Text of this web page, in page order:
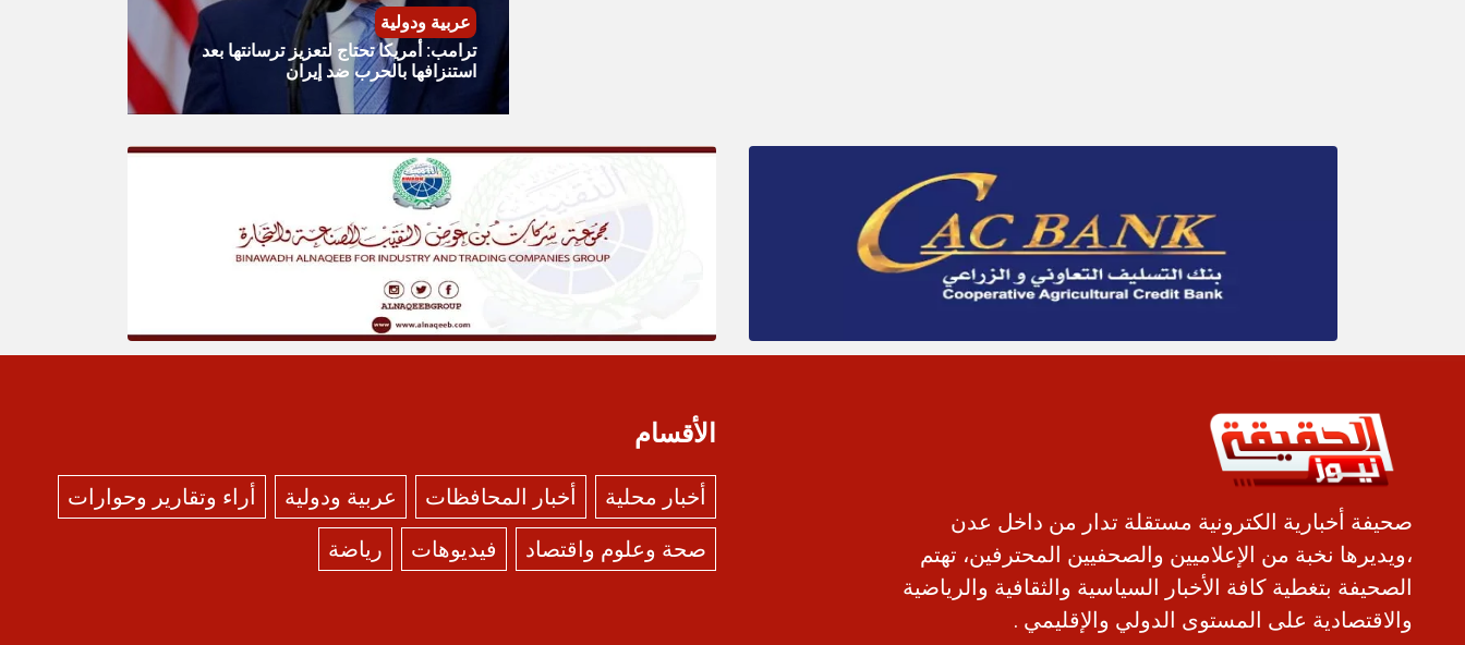
عربية ودولية
ترامب: أمريكا تحتاج لتعزيز ترسانتها بعد
استنزافها بالحرب ضد إيران
صحيفة أخبارية الكترونية مستقلة تدار من داخل عدن
،ويديرها نخبة من الإعلاميين والصحفيين المحترفين، تهتم
الصحيفة بتغطية كافة الأخبار السياسية والثقافية والرياضية
والاقتصادية على المستوى الدولي والإقليمي .
الأقسام
أخبار محلية أخبار المحافظات عربية ودولية
أراء وتقارير وحوارات
صحة وعلوم واقتصاد
فيديوهات رياضة